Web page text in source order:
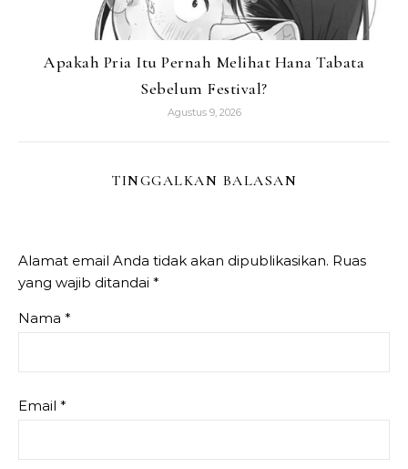
Apakah Pria Itu Pernah Melihat Hana Tabata
Sebelum Festival?
Agustus 9, 2026
TINGGALKAN BALASAN
Alamat email Anda tidak akan dipublikasikan. Ruas
yang wajib ditandai *
Nama *
Email *